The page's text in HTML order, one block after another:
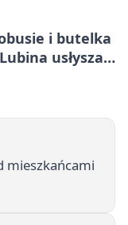
i butelka
usłyszał
mieszkańcami